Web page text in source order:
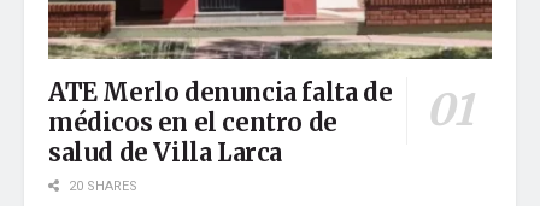
ATE Merlo denuncia falta de
médicos en el centro de
salud de Villa Larca
20 SHARES